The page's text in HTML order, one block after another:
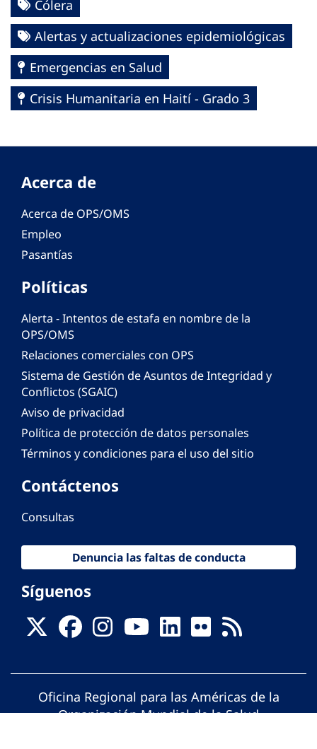
Cólera
Alertas y actualizaciones epidemiológicas
Emergencias en Salud
Crisis Humanitaria en Haití - Grado 3
Acerca de
Acerca de OPS/OMS
Empleo
Pasantías
Políticas
Alerta - Intentos de estafa en nombre de la
OPS/OMS
Relaciones comerciales con OPS
Sistema de Gestión de Asuntos de Integridad y
Conflictos (SGAIC)
Aviso de privacidad
Política de protección de datos personales
Términos y condiciones para el uso del sitio
Contáctenos
Consultas
Denuncia las faltas de conducta
Síguenos
Oficina Regional para las Américas de la
Organización Mundial de la Salud